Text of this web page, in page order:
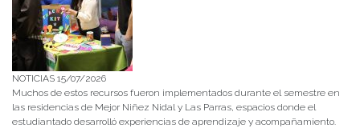
NOTICIAS 15/07/2026
Muchos de estos recursos fueron implementados durante el semestre en
las residencias de Mejor Niñez Nidal y Las Parras, espacios donde el
estudiantado desarrolló experiencias de aprendizaje y acompañamiento.